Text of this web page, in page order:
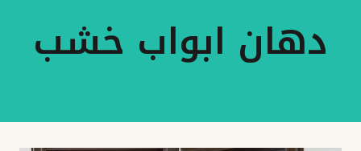
دهان ابواب خشب